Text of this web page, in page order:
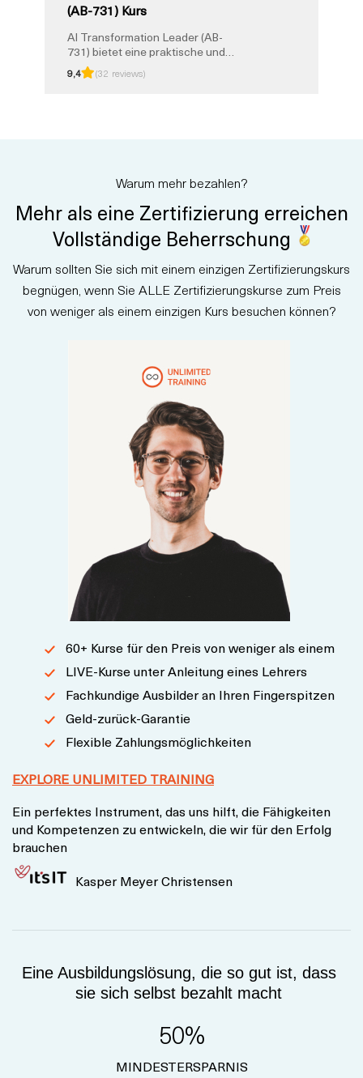
Unternehmen dabei helfen,
erzielen und gleichzeitig
Compliance- und
Datenschutzstandards
(AB-731) Kurs
AI Transformation Leader (AB-
731) bietet eine praktische und
strategische Vertiefung der
Frage, wie Unternehmen KI
Change Management,
Einbindung von KI in
Programm verbindet
Führungsstrategien mit
Fallstudien aus der Praxis, damit
Sie KI-Initiativen mit Klarheit und
Zuversicht leiten können. Nach
Abschluss des Kurses sind Sie in
Zertifizierung zu erwerben.
9,4 (32 reviews)
Warum mehr bezahlen?
Mehr als eine Zertifizierung erreichen
Vollständige Beherrschung
Warum sollten Sie sich mit einem einzigen Zertifizierungskurs
begnügen, wenn Sie ALLE Zertifizierungskurse zum Preis
von weniger als einem einzigen Kurs besuchen können?
60+ Kurse für den Preis von weniger als einem
LIVE-Kurse unter Anleitung eines Lehrers
Fachkundige Ausbilder an Ihren Fingerspitzen
Geld-zurück-Garantie
Flexible Zahlungsmöglichkeiten
EXPLORE UNLIMITED TRAINING
Ein perfektes Instrument, das uns hilft, die Fähigkeiten
und Kompetenzen zu entwickeln, die wir für den Erfolg
brauchen
Kasper Meyer Christensen
Eine Ausbildungslösung, die so gut ist, dass
sie sich selbst bezahlt macht
50%
MINDESTERSPARNIS